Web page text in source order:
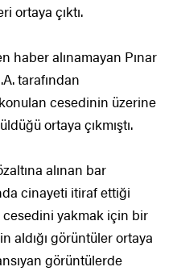
ortaya çıktı.
haber alınamayan Pınar
tarafından
cesedinin üzerine
ortaya çıkmıştı.
alınan bar
cinayeti itiraf ettiği
cesedini yakmak için bir
aldığı görüntüler ortaya
görüntülerde